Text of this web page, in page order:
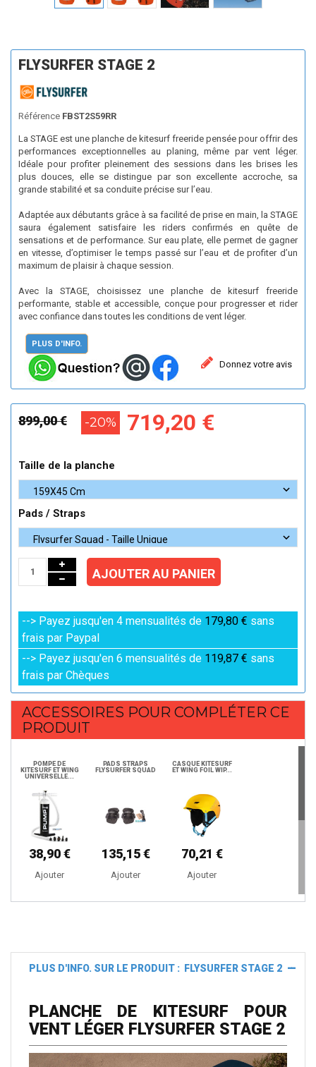
FLYSURFER STAGE 2
Référence FBST2S59RR
La STAGE est une planche de kitesurf freeride pensée pour offrir des
performances exceptionnelles au planing, même par vent léger.
Idéale pour profiter pleinement des sessions dans les brises les
plus douces, elle se distingue par son excellente accroche, sa
grande stabilité et sa conduite précise sur l’eau.
Adaptée aux débutants grâce à sa facilité de prise en main, la STAGE
saura également satisfaire les riders confirmés en quête de
sensations et de performance. Sur eau plate, elle permet de gagner
en vitesse, d’optimiser le temps passé sur l’eau et de profiter d’un
maximum de plaisir à chaque session.
Avec la STAGE, choisissez une planche de kitesurf freeride
performante, stable et accessible, conçue pour progresser et rider
avec confiance dans toutes les conditions de vent léger.
PLUS D'INFO.
Donnez votre avis
899,00 € -20% 719,20 €
Taille de la planche
Pads / Straps
AJOUTER AU PANIER
--> Payez jusqu'en 4 mensualités de 179,80 € sans
frais par Paypal
--> Payez jusqu'en 6 mensualités de 119,87 € sans
frais par Chèques
ACCESSOIRES POUR COMPLÉTER CE
PRODUIT
POMPE DE
KITESURF ET WING
UNIVERSELLE...
38,90 €
Ajouter
PADS STRAPS
FLYSURFER SQUAD
135,15 €
Ajouter
CASQUE KITESURF
ET WING FOIL WIP...
70,21 €
Ajouter
19,90 €
Ajouter
139,00 €
Ajouter
49,90 €
Ajouter
PLUS D'INFO. SUR LE PRODUIT : FLYSURFER STAGE 2
PLANCHE DE KITESURF POUR
VENT LÉGER FLYSURFER STAGE 2